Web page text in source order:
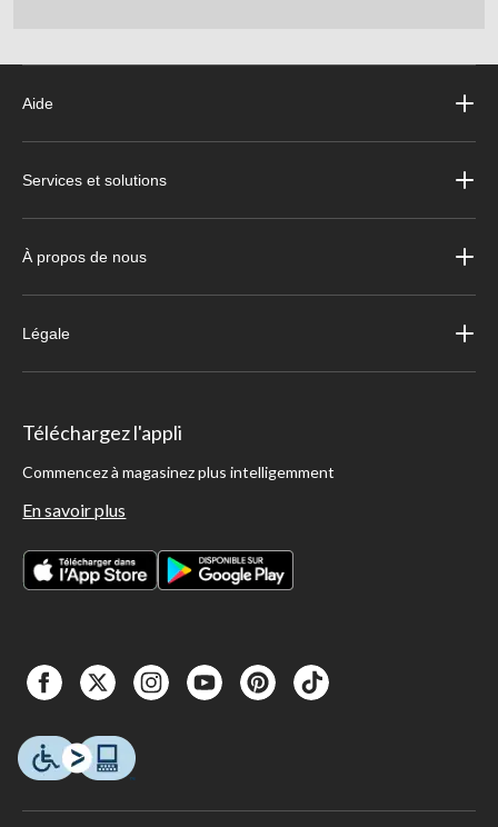
Aide
Services et solutions
À propos de nous
Légale
Téléchargez l'appli
Commencez à magasinez plus intelligemment
En savoir plus